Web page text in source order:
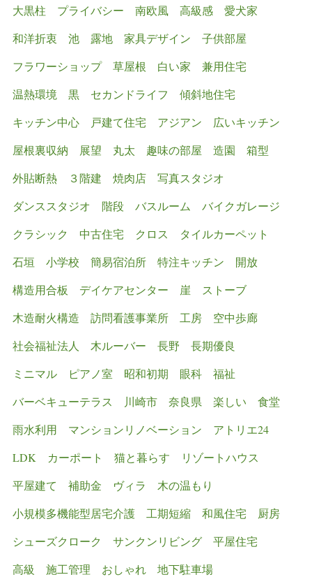
大黒柱 プライバシー 南欧風 高級感
愛犬家
和洋折衷
池 露地 家具デザイン
子供部屋
フラワーショップ
草屋根 白い家
兼用住宅
温熱環境
黒 セカンドライフ
傾斜地住宅
キッチン中心
戸建て住宅 アジアン
広いキッチン
屋根裏収納
展望 丸太 趣味の部屋 造園
箱型
外貼断熱
３階建 焼肉店
写真スタジオ
ダンススタジオ
階段 バスルーム
バイクガレージ
クラシック
中古住宅 クロス
タイルカーペット
石垣
小学校 簡易宿泊所 特注キッチン
開放
構造用合板
デイケアセンター 崖
ストーブ
木造耐火構造
訪問看護事業所 工房
空中歩廊
社会福祉法人
木ルーバー 長野
長期優良
ミニマル
ピアノ室 昭和初期 眼科
福祉
バーベキューテラス
川崎市 奈良県 楽しい
食堂
雨水利用
マンションリノベーション
アトリエ24
LDK
カーポート 猫と暮らす
リゾートハウス
平屋建て
補助金 ヴィラ
木の温もり
小規模多機能型居宅介護
工期短縮 和風住宅
厨房
シューズクローク
サンクンリビング
平屋住宅
高級
施工管理 おしゃれ
地下駐車場